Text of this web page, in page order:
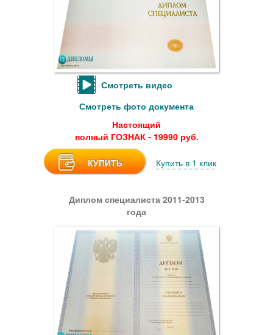
Смотреть видео
Смотреть фото документа
Настоящий
полный ГОЗНАК - 19990 руб.
КУПИТЬ Купить в 1 клик
Диплом специалиста 2011-2013
года